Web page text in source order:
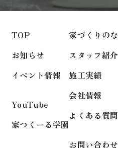
TOP
お知らせ
イベント情報
YouTube
家つくーる学園
家づくりの
スタッフ紹介
施工実績
会社情報
よくある質問
お問い合わせ